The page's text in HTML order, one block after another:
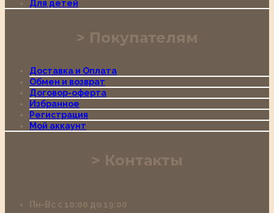
Для детей
Покупателям
Доставка и Оплата
Обмен и возврат
Договор-оферта
Избранное
Регистрация
Мой аккаунт
Контакты
Пн-Вс с 10:00 до 19:00